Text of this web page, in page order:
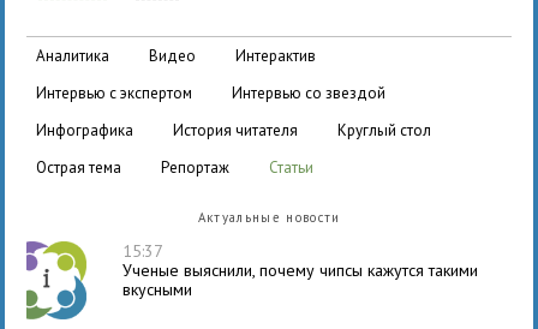
аналитика видео
интерактив
интервью с экспертом
интервью со звездой
инфографика
история читателя
круглый стол
острая тема
репортаж статьи
Актуальные новости
15:37
Ученые выяснили, почему чипсы кажутся такими
вкусными